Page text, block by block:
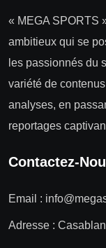
« MEGA SPORTS
ambitieux qui se
les passionnés du
variété de
analyses, en
reportages
Contactez-
Email :
Adresse :